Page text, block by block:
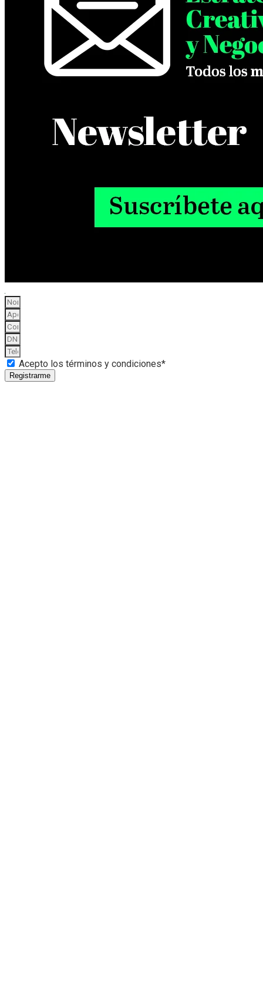
Acepto los términos y condiciones*
Registrarme